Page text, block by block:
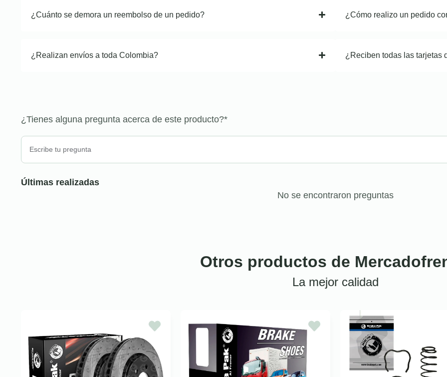
¿Cuánto se demora un reembolso de un pedido?
¿Realizan envíos a toda Colombia?
¿Cómo realizo un pedido
¿Reciben todas las tarjetas
¿Tienes alguna pregunta acerca de este producto?*
Últimas realizadas
No se encontraron preguntas
Otros productos de
La mejor calidad